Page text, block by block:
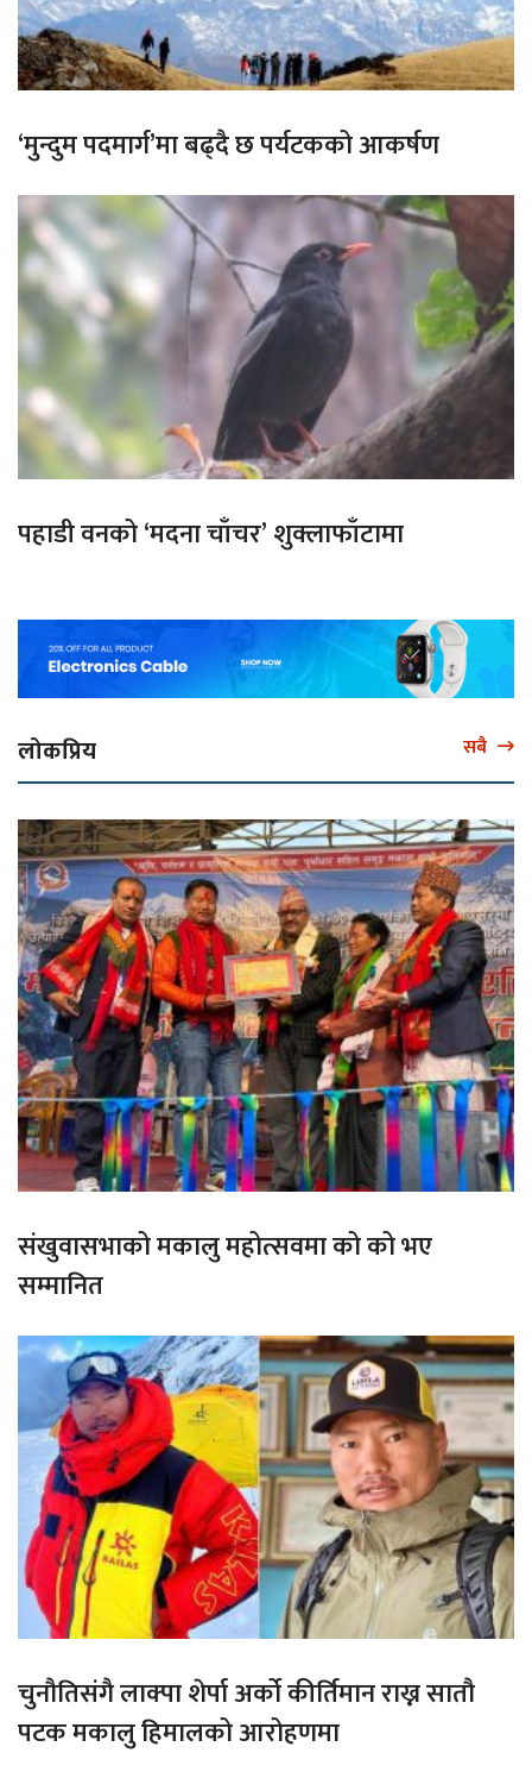
‘मुन्दुम पदमार्ग’मा बढ्दै छ पर्यटकको आकर्षण
पहाडी वनको ‘मदना चाँचर’ शुक्लाफाँटामा
लोकप्रिय सबै
संखुवासभाको मकालु महोत्सवमा को को भए
सम्मानित
चुनौतिसंगै लाक्पा शेर्पा अर्को कीर्तिमान राख्न सातौ
पटक मकालु हिमालको आरोहणमा